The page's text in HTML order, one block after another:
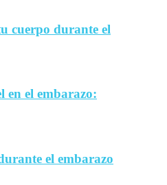
cuerpo durante el
en el embarazo:
el embarazo